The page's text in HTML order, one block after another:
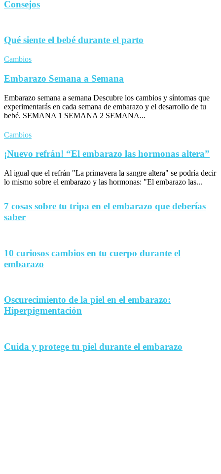
Consejos
Qué siente el bebé durante el parto
Cambios
Embarazo Semana a Semana
Embarazo semana a semana Descubre los cambios y síntomas que
experimentarás en cada semana de embarazo y el desarrollo de tu
bebé. SEMANA 1 SEMANA 2 SEMANA...
Cambios
¡Nuevo refrán! “El embarazo las hormonas altera”
Al igual que el refrán "La primavera la sangre altera" se podría decir
lo mismo sobre el embarazo y las hormonas: "El embarazo las...
7 cosas sobre tu tripa en el embarazo que deberías
saber
10 curiosos cambios en tu cuerpo durante el
embarazo
Oscurecimiento de la piel en el embarazo:
Hiperpigmentación
Cuida y protege tu piel durante el embarazo